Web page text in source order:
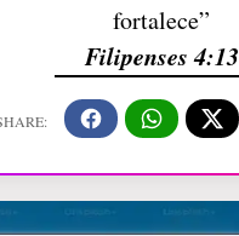
fortalece”
Filipenses 4:13